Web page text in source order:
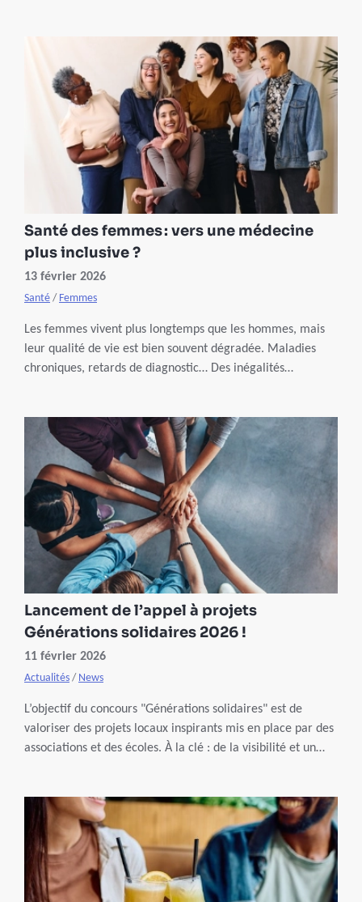
Defaee, cardiologue aux Cliniques de l’Europe, nous
éclaire.
Santé des femmes : vers une médecine
plus inclusive ?
13 février 2026
Santé / Femmes
Les femmes vivent plus longtemps que les hommes, mais
leur qualité de vie est bien souvent dégradée. Maladies
chroniques, retards de diagnostic… Des inégalités
docteure en sciences psychologiques, nous éclaire.
Lancement de l’appel à projets
Générations solidaires 2026 !
11 février 2026
Actualités / News
L’objectif du concours "Générations solidaires" est de
valoriser des projets locaux inspirants mis en place par des
associations et des écoles. À la clé : de la visibilité et un